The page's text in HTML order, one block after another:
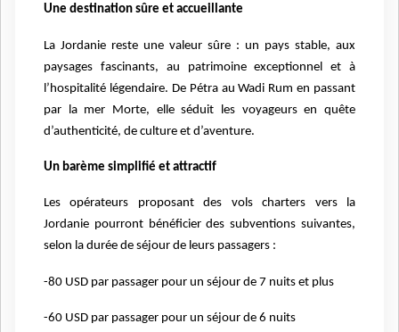
Une destination sûre et accueillante
La Jordanie reste une valeur sûre : un pays stable, aux
paysages fascinants, au patrimoine exceptionnel et à
l’hospitalité légendaire. De Pétra au Wadi Rum en passant
par la mer Morte, elle séduit les voyageurs en quête
d’authenticité, de culture et d’aventure.
Un barème simplifié et attractif
Les opérateurs proposant des vols charters vers la
Jordanie pourront bénéficier des subventions suivantes,
selon la durée de séjour de leurs passagers :
-80 USD par passager pour un séjour de 7 nuits et plus
-60 USD par passager pour un séjour de 6 nuits